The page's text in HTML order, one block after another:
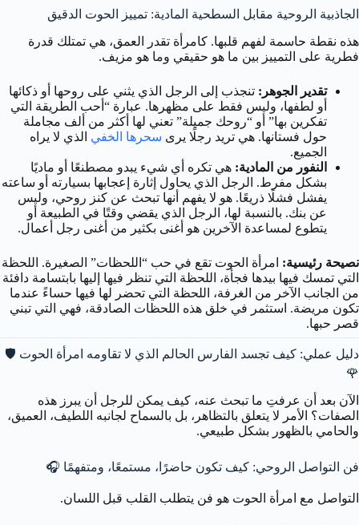
الجاذبية الروحية مقابل السطحية المادية: تمييز الحوت الدقيق
هذه نقطة حاسمة لفهم قلبها. كامرأة تقدر العمق، هي تمتلك قدرة
فطرية على التمييز بين ما هو حقيقي وما هو مزيف.
تقدير الجوهر: تنجذب إلى الرجل الذي يثني على روحها أو ذكائها
أو لطفها، وليس فقط على مظهرها. عبارة “أحب الطريقة التي
تفكرين بها” أو “روحك جميلة” تعني لها أكثر من ألف مجاملة
حول فستانها. هي تريد رجلًا يرى سحرها الخفي الذي لا يراه
الجميع.
النفور من المادية: هي تكره أي شيء يبدو مصطنعًا أو ماديًا
بشكل مفرط. الرجل الذي يحاول إثارة إعجابها بسيارته أو ساعته
يفشل فشلًا ذريعًا. هو لا يفهم أنها تبحث عن كنز روحي، وليس
عن بنك. بالنسبة لها، الرجل الذي يقضي وقتًا في الطبيعة أو
يتطوع لمساعدة الآخرين هو أغنى بكثير من أغنى رجل أعمال.
نصيحة رئيسية: امرأة الحوت تقع في حب “اللحظات” الصغيرة. اللحظة
التي تمسك فيها بيدها فجأة، اللحظة التي تنظر فيها إليها بابتسامة دافئة
من الجانب الآخر من الغرفة، اللحظة التي تحضر لها فيها حساءً عندما
تكون مريضة. استثمر في خلق هذه اللحظات الصادقة، فهي التي تبني
قصر حبها.
دليل عملي: كيف تجسد الفارس الحالم الذي لا تقاومه امرأة الحوت 🛡️
🌹
الآن بعد أن عرفتِ ما تبحث عنه، كيف يمكن للرجل أن يبرز هذه
الصفات؟ الأمر لا يتعلق بالتظاهر، بل بالسماح لجانبه اللطيف، العميق،
والحامي بالظهور بشكل طبيعي.
فن التواصل الروحي: كيف تكون حاضرًا، مستمعًا، ومتفهمًا 🎧
التواصل مع امرأة الحوت هو فن يتطلب القلب قبل اللسان.